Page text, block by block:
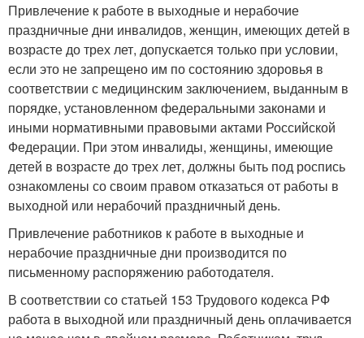
Привлечение к работе в выходные и нерабочие
праздничные дни инвалидов, женщин, имеющих детей в
возрасте до трех лет, допускается только при условии,
если это не запрещено им по состоянию здоровья в
соответствии с медицинским заключением, выданным в
порядке, установленном федеральными законами и
иными нормативными правовыми актами Российской
Федерации. При этом инвалиды, женщины, имеющие
детей в возрасте до трех лет, должны быть под роспись
ознакомлены со своим правом отказаться от работы в
выходной или нерабочий праздничный день.
Привлечение работников к работе в выходные и
нерабочие праздничные дни производится по
письменному распоряжению работодателя.
В соответствии со статьей 153 Трудового кодекса РФ
работа в выходной или праздничный день оплачивается